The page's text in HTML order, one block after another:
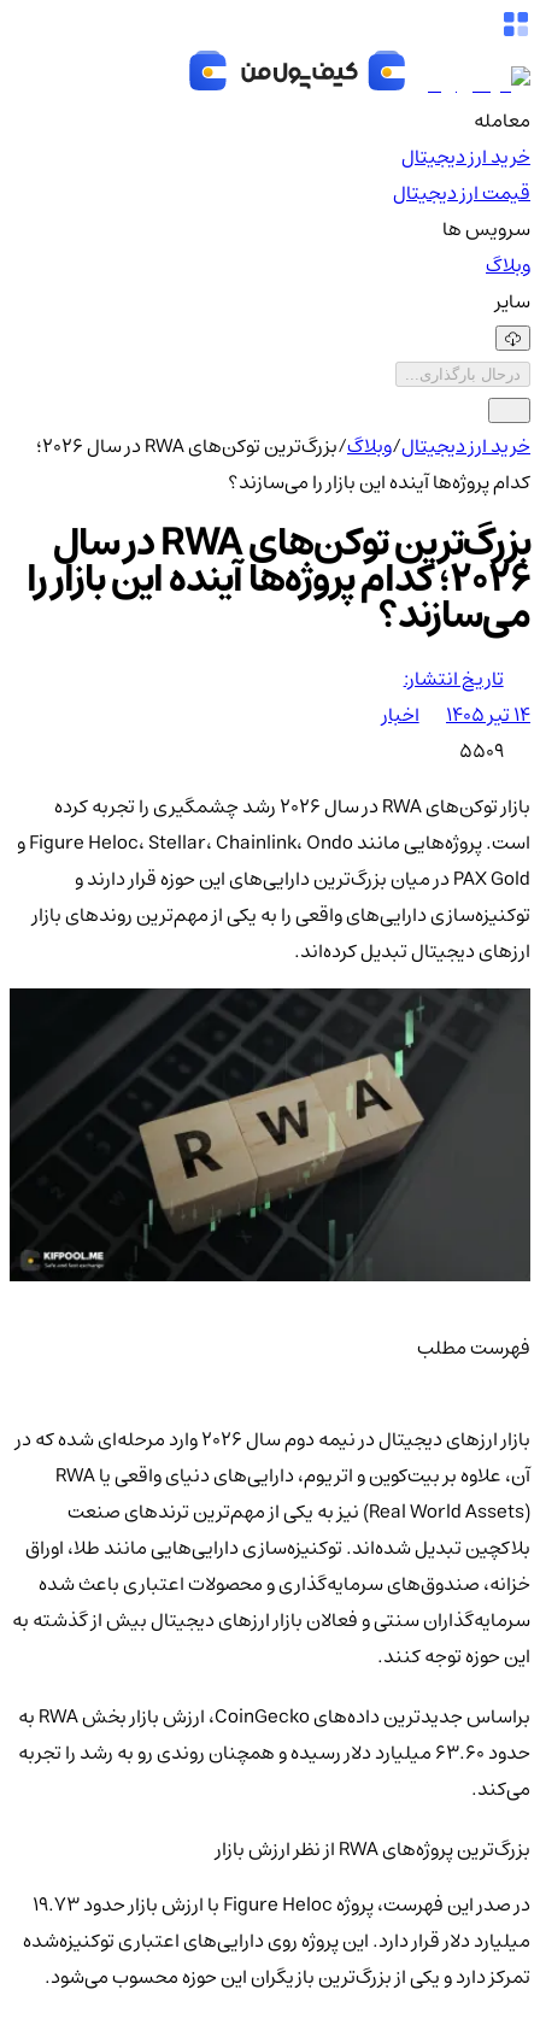
معامله
خرید ارز دیجیتال
قیمت ارز دیجیتال
سرویس ها
وبلاگ
سایر
درحال بارگذاری...
خرید ارز دیجیتال/وبلاگ/
بزرگ‌ترین توکن‌های RWA در سال ۲۰۲۶؛
کدام پروژه‌ها آینده این بازار را می‌سازند؟
بزرگ‌ترین توکن‌های RWA در سال
۲۰۲۶؛ کدام پروژه‌ها آینده این بازار را
می‌سازند؟
تاریخ انتشار:
۱۴ تیر ۱۴۰۵
اخبار
5509
بازار توکن‌های RWA در سال ۲۰۲۶ رشد چشمگیری را تجربه کرده
است. پروژه‌هایی مانند Figure Heloc، Stellar، Chainlink، Ondo و
PAX Gold در میان بزرگ‌ترین دارایی‌های این حوزه قرار دارند و
توکنیزه‌سازی دارایی‌های واقعی را به یکی از مهم‌ترین روندهای بازار
ارزهای دیجیتال تبدیل کرده‌اند.
فهرست مطلب
بازار ارزهای دیجیتال در نیمه دوم سال ۲۰۲۶ وارد مرحله‌ای شده که در
آن، علاوه بر بیت‌کوین و اتریوم، دارایی‌های دنیای واقعی یا RWA
(Real World Assets) نیز به یکی از مهم‌ترین ترندهای صنعت
بلاکچین تبدیل شده‌اند. توکنیزه‌سازی دارایی‌هایی مانند طلا، اوراق
خزانه، صندوق‌های سرمایه‌گذاری و محصولات اعتباری باعث شده
سرمایه‌گذاران سنتی و فعالان بازار ارزهای دیجیتال بیش از گذشته به
این حوزه توجه کنند.
براساس جدیدترین داده‌های CoinGecko، ارزش بازار بخش RWA به
حدود 63.60 میلیارد دلار رسیده و همچنان روندی رو به رشد را تجربه
می‌کند.
بزرگ‌ترین پروژه‌های RWA از نظر ارزش بازار
در صدر این فهرست، پروژه Figure Heloc با ارزش بازار حدود 19.73
میلیارد دلار قرار دارد. این پروژه روی دارایی‌های اعتباری توکنیزه‌شده
تمرکز دارد و یکی از بزرگ‌ترین بازیگران این حوزه محسوب می‌شود.